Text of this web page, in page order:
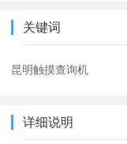
关键词
昆明触摸查询机
详细说明